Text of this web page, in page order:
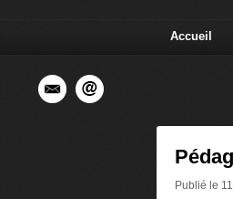
Accueil
Publié le